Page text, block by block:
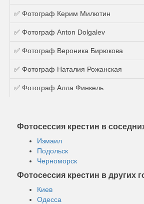
✅ Фотограф Керим Милютин
✅ Фотограф Anton Dolgalev
✅ Фотограф Вероника Бирюкова
✅ Фотограф Наталия Рожанская
✅ Фотограф Алла Финкель
Фотосессия крестин в
Измаил
Подольск
Черноморск
Фотосессия крестин в других
Киев
Одесса